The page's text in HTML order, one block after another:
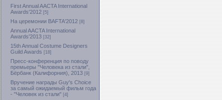
First Annual AACTA International
Awards'2012 [5]
На церемонии BAFTA'2012 [8]
Annual AACTA International
Awards'2013 [32]
15th Annual Costume Designers
Guild Awards [18]
Пресс-конференция по поводу
премьеры "Человека из стали",
Бёрбанк (Калифорния), 2013 [9]
Вручение награды Guy's Choice
за самый ожидаемый фильм года
- "Человек из стали" [4]